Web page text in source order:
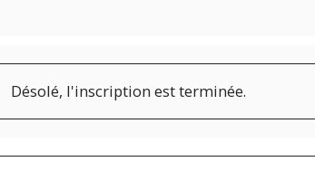
Désolé, l'inscription est terminée.